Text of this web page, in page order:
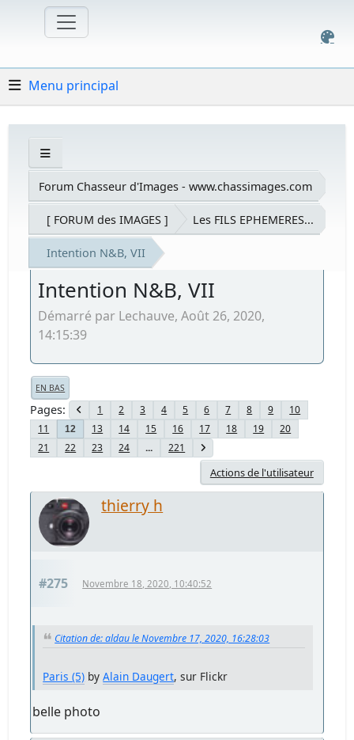
Menu principal
Forum Chasseur d'Images - www.chassimages.com
[ FORUM des IMAGES ] Les FILS EPHEMERES...
Intention N&B, VII
Intention N&B, VII
Démarré par Lechauve, Août 26, 2020,
14:15:39
EN BAS
Pages 1 2 3 4 5 6 7 8 9
10
11
12 13 14 15 16 17 18 19
20
21
22 23 24 ... 221
Actions de l'utilisateur
thierry h
#275 Novembre 18, 2020, 10:40:52
Citation de: aldau le Novembre 17, 2020, 16:28:03
Paris (5) byAlain Daugert, sur Flickr
belle photo